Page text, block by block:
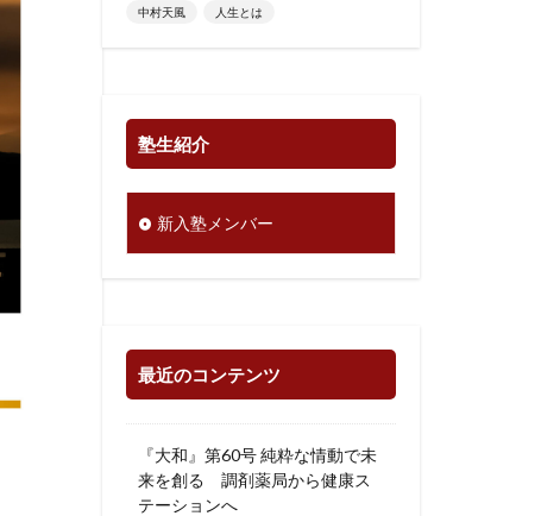
中村天風 人生とは
塾生紹介
新入塾メンバー
最近のコンテンツ
『大和』第60号 純粋な情動で未
来を創る 調剤薬局から健康ス
テーションへ